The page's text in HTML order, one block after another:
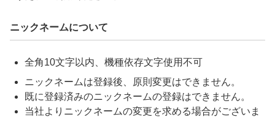
ニックネームについて
全角10文字以内、機種依存文字使用不可
ニックネームは登録後、原則変更はできません。
既に登録済みのニックネームの登録はできません。
当社よりニックネームの変更を求める場合がございま